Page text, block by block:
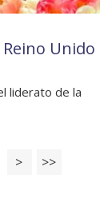
Unido
liderato de la
> >>